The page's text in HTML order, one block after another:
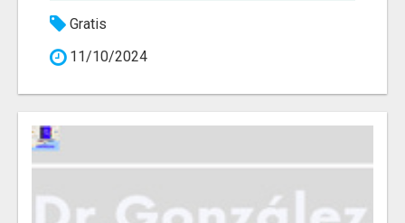
Gratis
11/10/2024